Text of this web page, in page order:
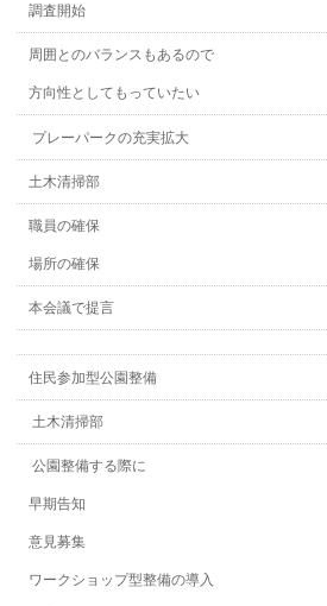
調査開始
周囲とのバランスもあるので
方向性としてもっていたい
プレーパークの充実拡大
土木清掃部
職員の確保
場所の確保
本会議で提言
住民参加型公園整備
土木清掃部
公園整備する際に
早期告知
意見募集
ワークショップ型整備の導入